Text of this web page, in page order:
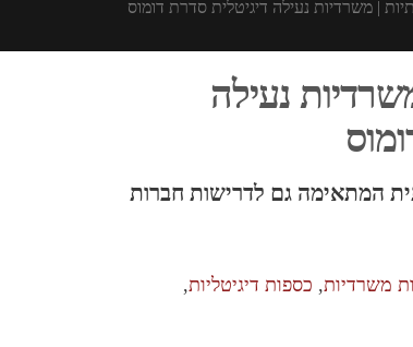
| משרדיות נעילה דיגיטלית סדרת דומוס
נעילה
המתאימה גם לדרישות חברות
משרדיות, כספות דיגיטליות,